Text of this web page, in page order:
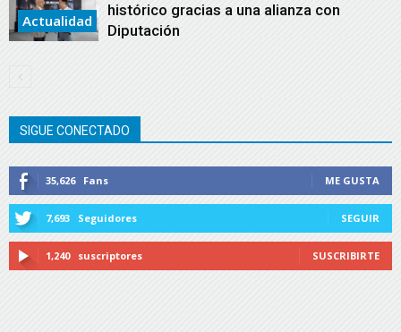
Actualidad
histórico gracias a una alianza con
Diputación
SIGUE CONECTADO
35,626 Fans ME GUSTA
7,693 Seguidores SEGUIR
1,240 suscriptores SUSCRIBIRTE